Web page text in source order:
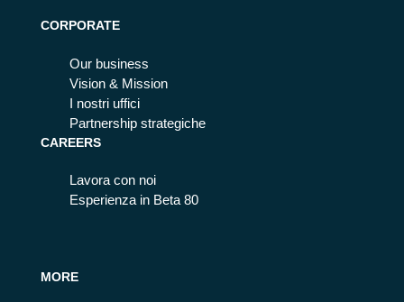
CORPORATE
Our business
Vision & Mission
I nostri uffici
Partnership strategiche
CAREERS
Lavora con noi
Esperienza in Beta 80
MORE